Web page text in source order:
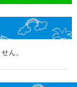
ん。